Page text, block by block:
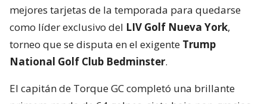
mejores tarjetas de la temporada para quedarse
como líder exclusivo del LIV Golf Nueva York,
torneo que se disputa en el exigente Trump
National Golf Club Bedminster.
El capitán de Torque GC completó una brillante